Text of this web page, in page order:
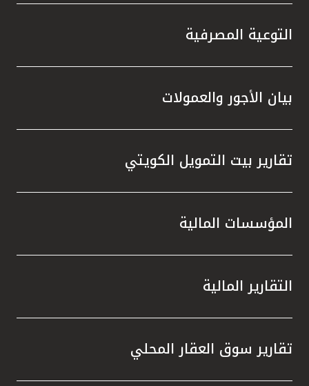
التوعية المصرفية
بيان الأجور والعمولات
تقارير بيت التمويل الكويتي
المؤسسات المالية
التقارير المالية
تقارير سوق العقار المحلي